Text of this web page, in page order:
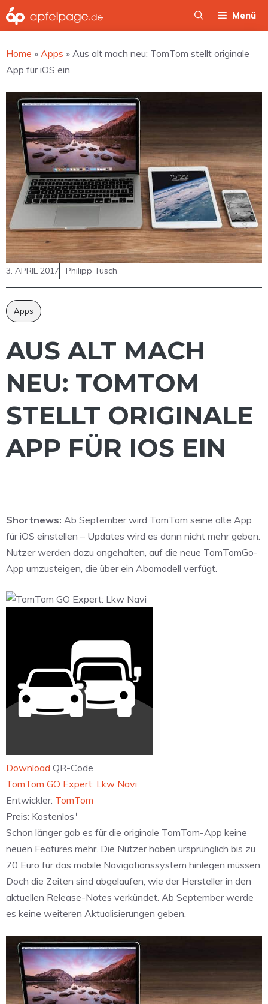
Zum
Inhalt
Menü
Home » Apps » Aus alt mach neu: TomTom stellt originale
App für iOS ein
3. APRIL 2017 Philipp Tusch
Apps
AUS ALT MACH
NEU: TOMTOM
STELLT ORIGINALE
APP FÜR IOS EIN
Shortnews: Ab September wird TomTom seine alte App
für iOS einstellen – Updates wird es dann nicht mehr geben.
Nutzer werden dazu angehalten, auf die neue TomTomGo-
App umzusteigen, die über ein Abomodell verfügt.
Download QR-Code
‎TomTom GO Expert: Lkw Navi
Entwickler: TomTom
Preis: Kostenlos+
Schon länger gab es für die originale TomTom-App keine
neuen Features mehr. Die Nutzer haben ursprünglich bis zu
70 Euro für das mobile Navigationssystem hinlegen müssen.
Doch die Zeiten sind abgelaufen, wie der Hersteller in den
aktuellen Release-Notes verkündet. Ab September werde
es keine weiteren Aktualisierungen geben.